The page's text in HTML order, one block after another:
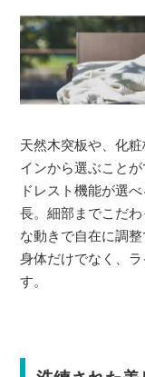
天然木突板や、化
インから選ぶこと
ドレスト機能が選
長。細部までこだ
な動きで自在に調
身体だけでなく、
す。